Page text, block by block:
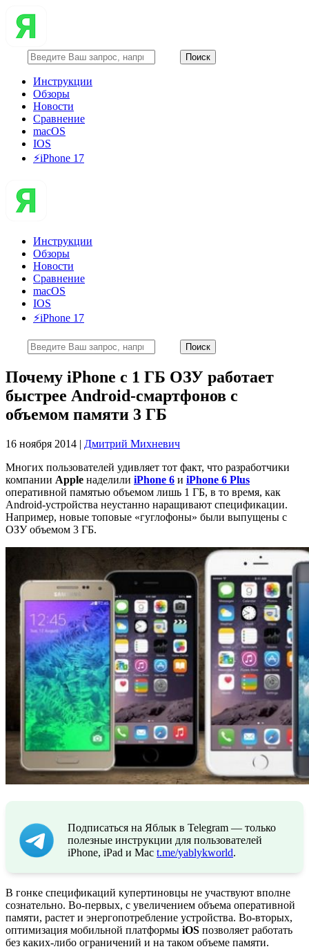
Инструкции
Обзоры
Новости
Сравнение
macOS
IOS
⚡️iPhone 17
Инструкции
Обзоры
Новости
Сравнение
macOS
IOS
⚡️iPhone 17
Почему iPhone с 1 ГБ ОЗУ работает
быстрее Android-смартфонов с
объемом памяти 3 ГБ
16 ноября 2014 | Дмитрий Михневич
Многих пользователей удивляет тот факт, что разработчики
компании Apple наделили iPhone 6 и iPhone 6 Plus
оперативной памятью объемом лишь 1 ГБ, в то время, как
Android-устройства неустанно наращивают спецификации.
Например, новые топовые «гуглофоны» были выпущены с
ОЗУ объемом 3 ГБ.
Подписаться на Яблык в Telegram — только
полезные инструкции для пользователей
iPhone, iPad и Mac t.me/yablykworld.
В гонке спецификаций купертиновцы не участвуют вполне
сознательно. Во-первых, с увеличением объема оперативной
памяти, растет и энергопотребление устройства. Во-вторых,
оптимизация мобильной платформы iOS позволяет работать
без каких-либо ограничений и на таком объеме памяти.